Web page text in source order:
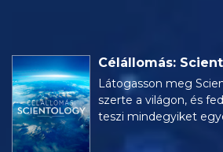
Célállomás:
Látogasson meg
szerte a világon, és
teszi mindegyiket